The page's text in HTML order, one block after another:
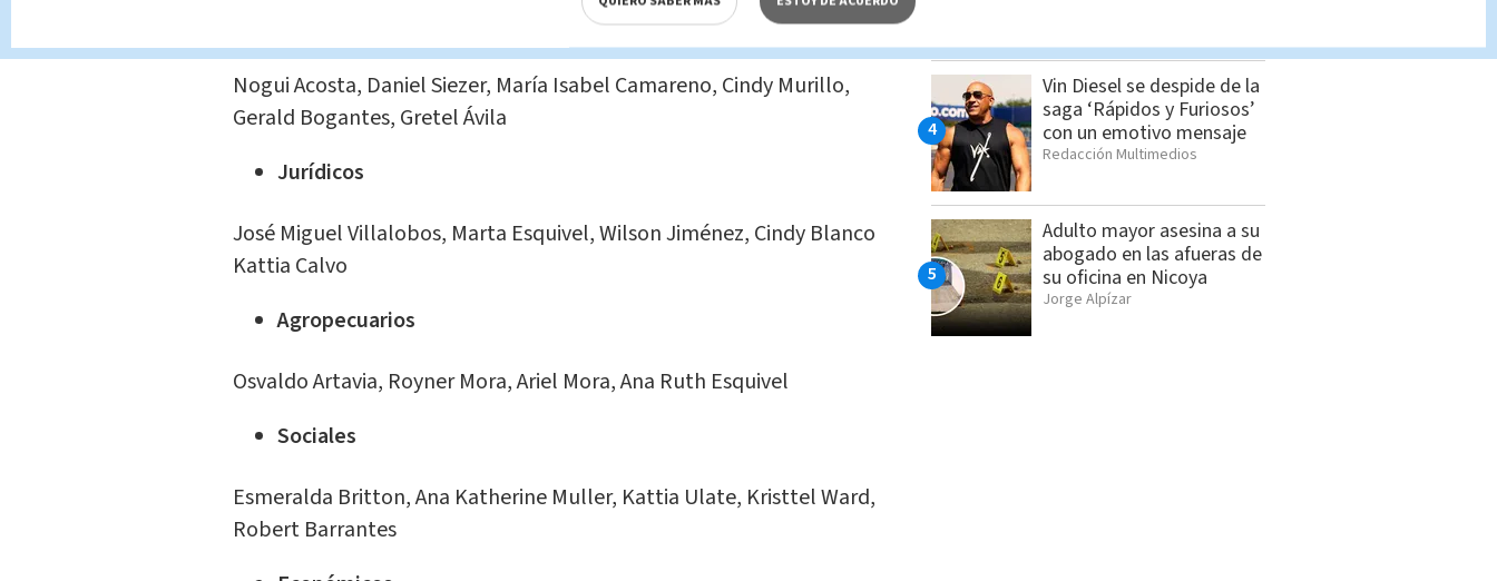
Nogui Acosta, Daniel Siezer, María Isabel Camareno, Cindy Murillo,
Gerald Bogantes, Gretel Ávila
Jurídicos
José Miguel Villalobos, Marta Esquivel, Wilson Jiménez, Cindy Blanco
Kattia Calvo
Agropecuarios
Osvaldo Artavia, Royner Mora, Ariel Mora, Ana Ruth Esquivel
Sociales
Esmeralda Britton, Ana Katherine Muller, Kattia Ulate, Kristtel Ward,
Robert Barrantes
Vin Diesel se despide de la
saga ‘Rápidos y Furiosos’
con un emotivo mensaje
Redacción Multimedios
Adulto mayor asesina a su
abogado en las afueras de
su oficina en Nicoya
Jorge Alpízar